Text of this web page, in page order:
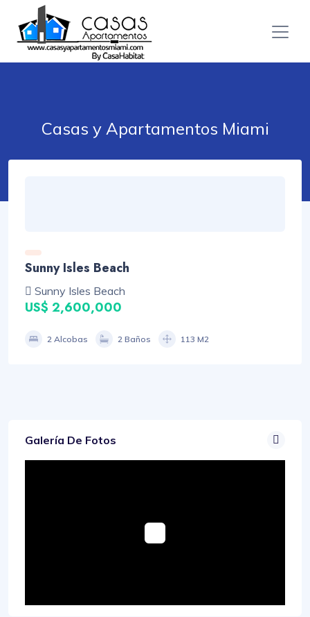
Casas y Apartamentos Miami
Sunny Isles Beach
Sunny Isles Beach
US$ 2,600,000
2 Alcobas 2 Baños 113 M2
Galería De Fotos